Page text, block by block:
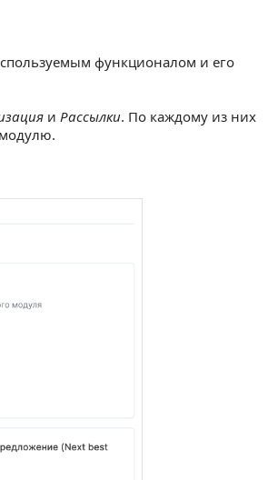
функционалом и его
и Рассылки. По каждому из них